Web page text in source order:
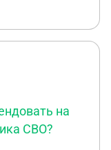
этим
на
СВО?